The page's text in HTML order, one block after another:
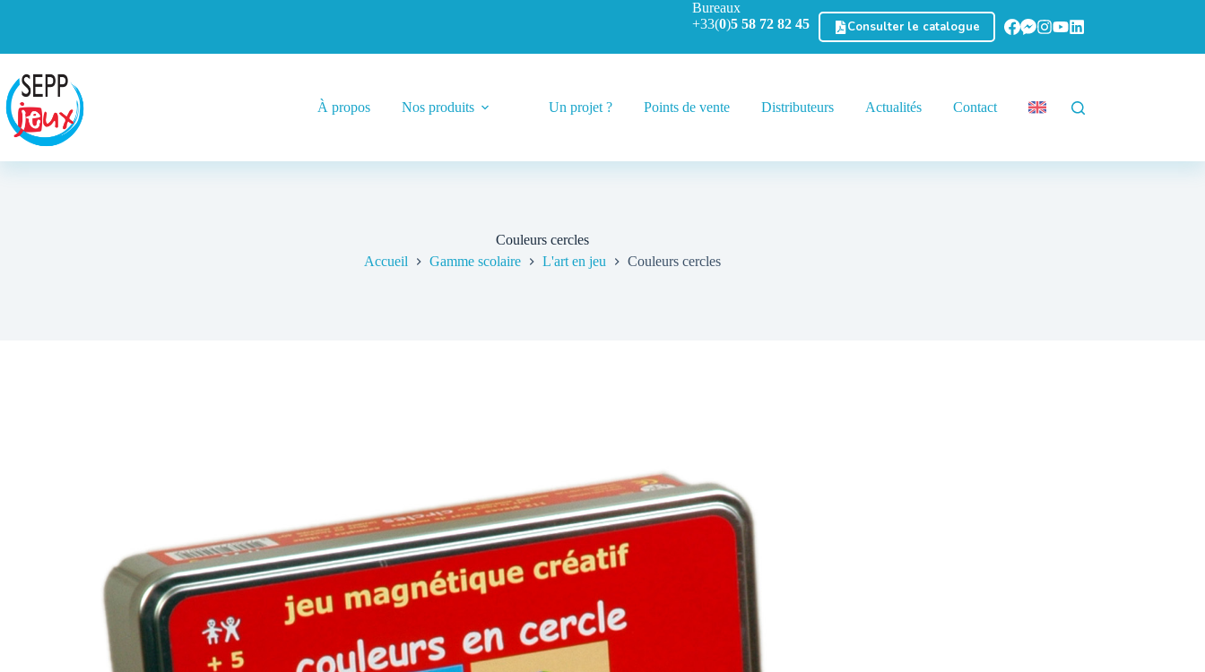
Bureaux
+33(0)5 58 72 82 45 Consulter le catalogue
À propos Nos produits Un projet ? Points de vente Distributeurs Actualités Contact
Couleurs cercles
Accueil
Gamme scolaire L'art en jeu Couleurs cercles